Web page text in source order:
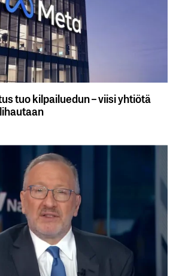
tuo kilpailuedun – viisi yhtiötä